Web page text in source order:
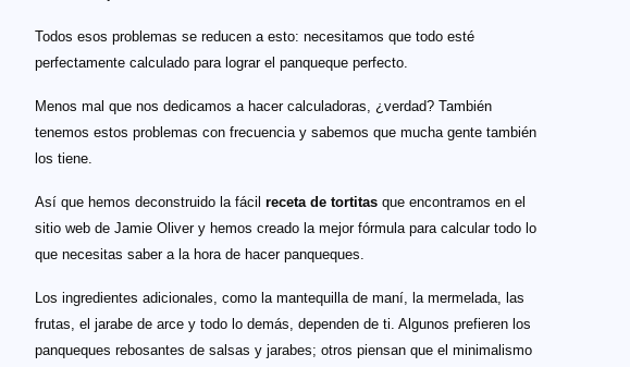
Todos esos problemas se reducen a esto: necesitamos que todo esté
perfectamente calculado para lograr el panqueque perfecto.
Menos mal que nos dedicamos a hacer calculadoras, ¿verdad? También
tenemos estos problemas con frecuencia y sabemos que mucha gente también
los tiene.
Así que hemos deconstruido la fácil receta de tortitas que encontramos en el
sitio web de Jamie Oliver y hemos creado la mejor fórmula para calcular todo lo
que necesitas saber a la hora de hacer panqueques.
Los ingredientes adicionales, como la mantequilla de maní, la mermelada, las
frutas, el jarabe de arce y todo lo demás, dependen de ti. Algunos prefieren los
panqueques rebosantes de salsas y jarabes; otros piensan que el minimalismo